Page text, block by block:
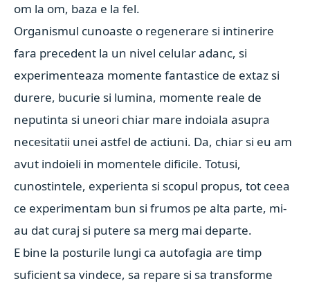
om la om, baza e la fel.
Organismul cunoaste o regenerare si intinerire
fara precedent la un nivel celular adanc, si
experimenteaza momente fantastice de extaz si
durere, bucurie si lumina, momente reale de
neputinta si uneori chiar mare indoiala asupra
necesitatii unei astfel de actiuni. Da, chiar si eu am
avut indoieli in momentele dificile. Totusi,
cunostintele, experienta si scopul propus, tot ceea
ce experimentam bun si frumos pe alta parte, mi-
au dat curaj si putere sa merg mai departe.
E bine la posturile lungi ca autofagia are timp
suficient sa vindece, sa repare si sa transforme